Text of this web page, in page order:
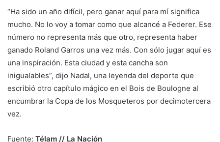
“Ha sido un año difícil, pero ganar aquí para mí significa
mucho. No lo voy a tomar como que alcancé a Federer. Ese
número no representa más que otro, representa haber
ganado Roland Garros una vez más. Con sólo jugar aquí es
una inspiración. Esta ciudad y esta cancha son
inigualables”, dijo Nadal, una leyenda del deporte que
escribió otro capítulo mágico en el Bois de Boulogne al
encumbrar la Copa de los Mosqueteros por decimotercera
vez.
Fuente: Télam // La Nación